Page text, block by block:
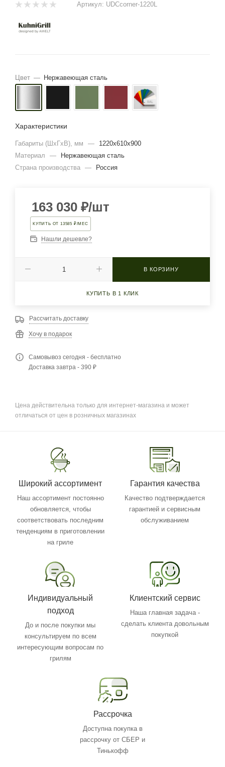
Артикул: UDCcorner-1220L
Цвет — Нержавеющая сталь
Характеристики
Габариты (ШхГхВ), мм —
1220х610х900
Материал
—
Нержавеющая сталь
Страна производства — Россия
163 030 ₽/шт
КУПИТЬ ОТ 13585 ₽/МЕС
Нашли дешевле?
В КОРЗИНУ
КУПИТЬ В 1 КЛИК
Рассчитать доставку
Хочу в подарок
Самовывоз сегодня - бесплатно
Доставка завтра - 390 ₽
Цена действительна только для интернет-магазина и может
отличаться от цен в розничных магазинах
Широкий ассортимент
Наш ассортимент постоянно
обновляется, чтобы
соответствовать последним
тенденциям в приготовлении
на гриле
Гарантия качества
Качество подтверждается
гарантией и сервисным
обслуживанием
Индивидуальный
подход
До и после покупки мы
консультируем по всем
интересующим вопросам по
грилям
Клиентский сервис
Наша главная задача -
сделать клиента довольным
покупкой
Рассрочка
Доступна покупка в
рассрочку от СБЕР и
Тинькофф